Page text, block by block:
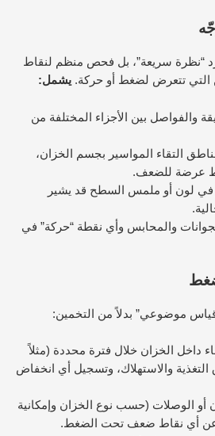
“نظرة سريعة”، بل فحص منظم لنقاط
التي تتعرض لضغط أو حركة. يشمل:
والفواصل بين الأجزاء المختلفة من
التقاء المواسير بجسم الخزان،
عرضة للضعف.
في لون أو ملمس السطح قد يشير
والمحابس وأي نقطة “حركة” في
موضوعي” بدلاً من التخمين:
داخل الخزان خلال فترة محددة (مثلاً
التغذية والاستهلاك، وتسجيل أي انخفاض
أو الوصلات (حسب نوع الخزان وإمكانية
عن أي نقاط ضعف تحت الضغط.